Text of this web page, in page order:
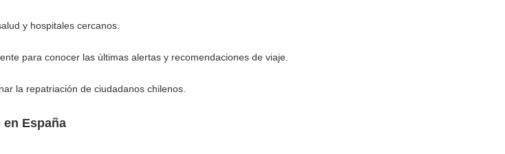
y hospitales cercanos.
para conocer las últimas alertas y recomendaciones de viaje.
la repatriación de ciudadanos chilenos.
España